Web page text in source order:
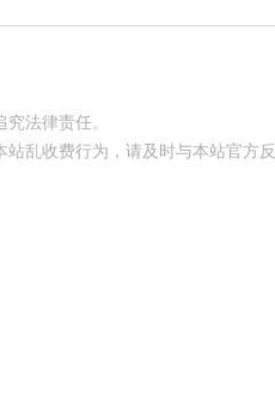
法律责任。
乱收费行为，请及时与本站官方